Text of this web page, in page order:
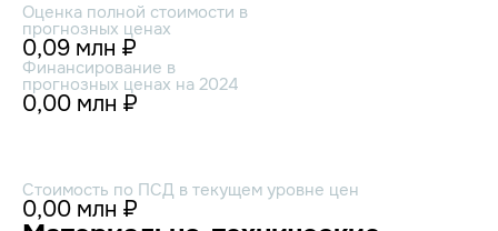
Оценка полной стоимости в
прогнозных ценах
0,09 млн ₽
Финансирование в
прогнозных ценах на 2024
0,00 млн ₽
Стоимость по ПСД в текущем уровне цен
0,00 млн ₽